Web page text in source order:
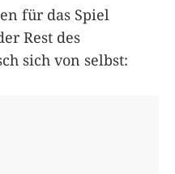
für das Spiel
Rest des
sich von selbst: